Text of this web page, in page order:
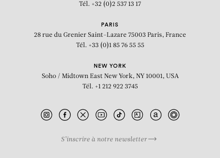
Tél. +32 (0)2 537 13 17
PARIS
28 rue du Grenier Saint-Lazare 75003 Paris, France
Tél. +33 (0)1 85 76 55 55
NEW YORK
Soho / Midtown East New York, NY 10001, USA
Tél. +1 212 922 3745
S’inscrire à notre newsletter